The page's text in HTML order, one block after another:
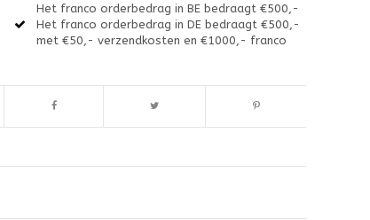
Het franco orderbedrag in BE bedraagt €500,-
Het franco orderbedrag in DE bedraagt €500,-
met €50,- verzendkosten en €1000,- franco